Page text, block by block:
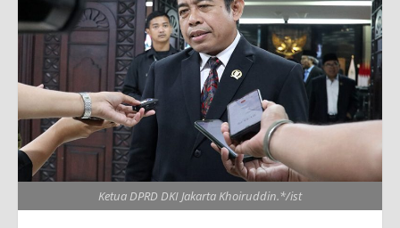
Ketua DPRD DKI Jakarta Khoiruddin.*/ist